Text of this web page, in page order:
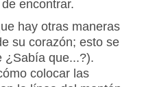
encontrar.
hay otras maneras
su corazón; esto se
¿Sabía que...?).
colocar las